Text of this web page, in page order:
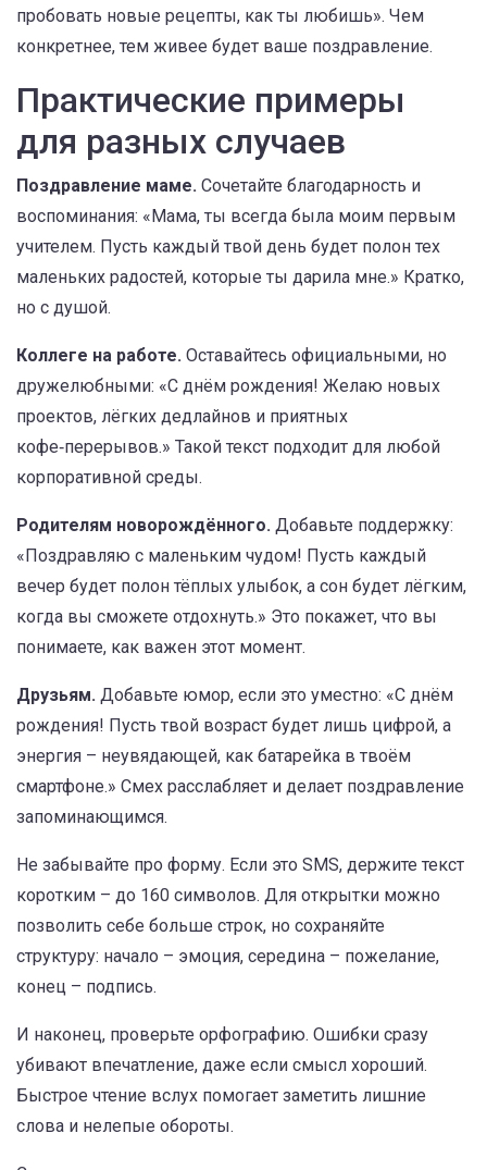
пробовать новые рецепты, как ты любишь». Чем
конкретнее, тем живее будет ваше поздравление.
Практические примеры
для разных случаев
Поздравление маме. Сочетайте благодарность и
воспоминания: «Мама, ты всегда была моим первым
учителем. Пусть каждый твой день будет полон тех
маленьких радостей, которые ты дарила мне.» Кратко,
но с душой.
Коллеге на работе. Оставайтесь официальными, но
дружелюбными: «С днём рождения! Желаю новых
проектов, лёгких дедлайнов и приятных
кофе‑перерывов.» Такой текст подходит для любой
корпоративной среды.
Родителям новорождённого. Добавьте поддержку:
«Поздравляю с маленьким чудом! Пусть каждый
вечер будет полон тёплых улыбок, а сон будет лёгким,
когда вы сможете отдохнуть.» Это покажет, что вы
понимаете, как важен этот момент.
Друзьям. Добавьте юмор, если это уместно: «С днём
рождения! Пусть твой возраст будет лишь цифрой, а
энергия – неувядающей, как батарейка в твоём
смартфоне.» Смех расслабляет и делает поздравление
запоминающимся.
Не забывайте про форму. Если это SMS, держите текст
коротким – до 160 символов. Для открытки можно
позволить себе больше строк, но сохраняйте
структуру: начало – эмоция, середина – пожелание,
конец – подпись.
И наконец, проверьте орфографию. Ошибки сразу
убивают впечатление, даже если смысл хороший.
Быстрое чтение вслух помогает заметить лишние
слова и нелепые обороты.